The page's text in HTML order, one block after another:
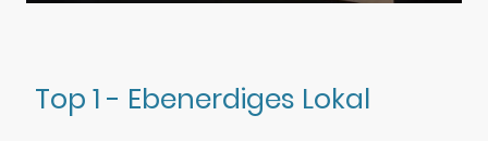
Top 1 - Ebenerdiges Lokal